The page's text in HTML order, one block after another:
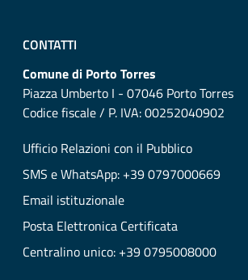
CONTATTI
Comune di Porto Torres
Piazza Umberto I - 07046 Porto Torres
Codice fiscale / P. IVA: 00252040902
Ufficio Relazioni con il Pubblico
SMS e WhatsApp: +39 0797000669
Email istituzionale
Posta Elettronica Certificata
Centralino unico: +39 0795008000